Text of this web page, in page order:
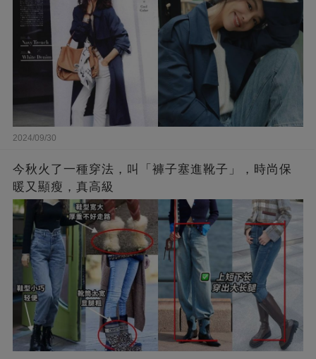
2024/09/30
今秋火了一種穿法，叫「褲子塞進靴子」，時尚保
暖又顯瘦，真高級